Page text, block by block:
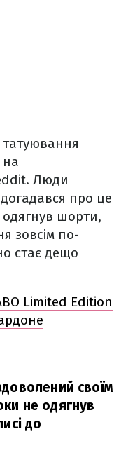
на
Люди
про це
одягнув шорти,
зовсім по-
стає дещо
Limited Edition
своїм
не одягнув
до